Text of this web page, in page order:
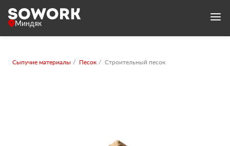
Миндяк
Сыпучие материалы Песок Строительный песок